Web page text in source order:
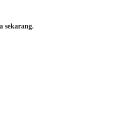
sekarang.